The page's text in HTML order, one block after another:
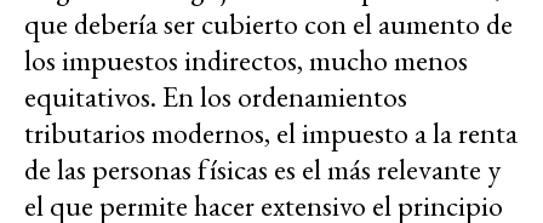
que debería ser cubierto con el aumento de
los impuestos indirectos, mucho menos
equitativos. En los ordenamientos
tributarios modernos, el impuesto a la renta
de las personas físicas es el más relevante y
el que permite hacer extensivo el principio